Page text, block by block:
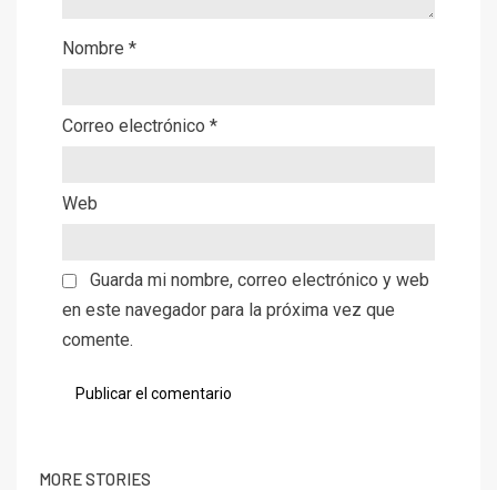
Nombre *
Correo electrónico *
Web
Guarda mi nombre, correo electrónico y web
en este navegador para la próxima vez que
comente.
MORE STORIES